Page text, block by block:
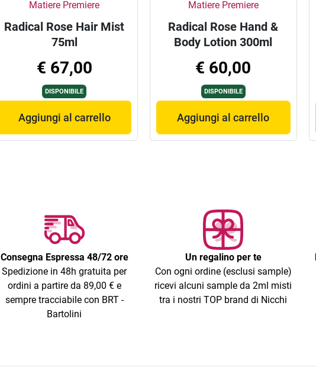
Matiere Premiere
Radical Rose Hair Mist
75ml
€ 67,00
DISPONIBILE
Aggiungi al carrello
Matiere Premiere
Radical Rose Hand &
Body Lotion 300ml
€ 60,00
DISPONIBILE
Aggiungi al carrello
Consegna Espressa 48/72 ore
Spedizione in 48h gratuita per
ordini a partire da 89,00 € e
sempre tracciabile con BRT -
Bartolini
Un regalino per te
Con ogni ordine (esclusi sample)
ricevi alcuni sample da 2ml misti
tra i nostri TOP brand di Nicchi